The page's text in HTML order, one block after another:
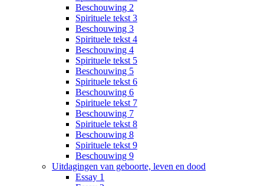
Beschouwing 2
Spirituele tekst 3
Beschouwing 3
Spirituele tekst 4
Beschouwing 4
Spirituele tekst 5
Beschouwing 5
Spirituele tekst 6
Beschouwing 6
Spirituele tekst 7
Beschouwing 7
Spirituele tekst 8
Beschouwing 8
Spirituele tekst 9
Beschouwing 9
Uitdagingen van geboorte, leven en dood
Essay 1